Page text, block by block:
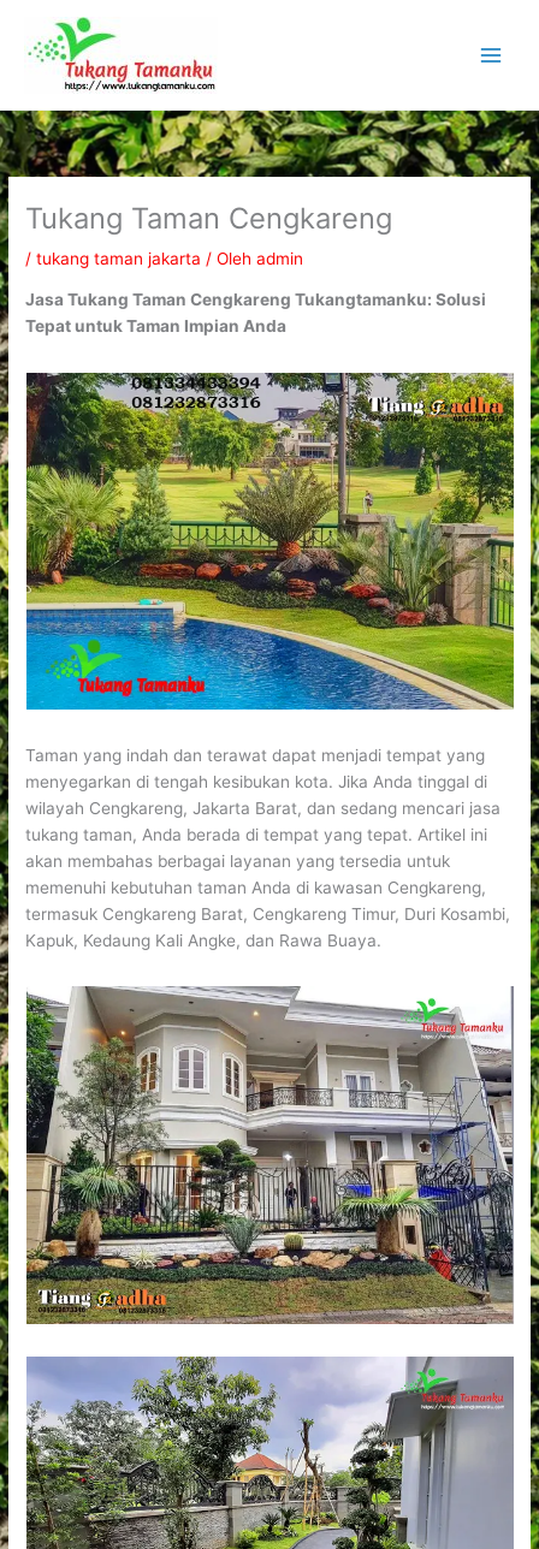
konten
Tukang Taman Cengkareng
/tukang taman jakarta / Olehadmin
Jasa Tukang Taman Cengkareng Tukangtamanku: Solusi
Tepat untuk Taman Impian Anda
Taman yang indah dan terawat dapat menjadi tempat yang
menyegarkan di tengah kesibukan kota. Jika Anda tinggal di
wilayah Cengkareng, Jakarta Barat, dan sedang mencari jasa
tukang taman, Anda berada di tempat yang tepat. Artikel ini
akan membahas berbagai layanan yang tersedia untuk
memenuhi kebutuhan taman Anda di kawasan Cengkareng,
termasuk Cengkareng Barat, Cengkareng Timur, Duri Kosambi,
Kapuk, Kedaung Kali Angke, dan Rawa Buaya.